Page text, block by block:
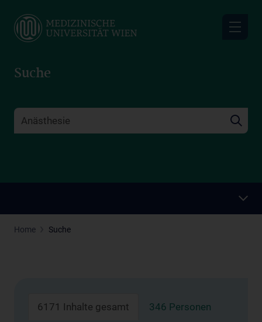
main
Suche
Home Suche
6171 Inhalte gesamt 346 Personen